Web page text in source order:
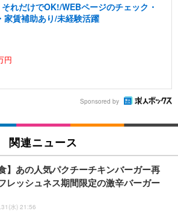
それだけでOK!/WEBページのチェック・
家賃補助あり/未経験活躍
円
Sponsored by
関連ニュース
】あの人気パクチーチキンバーガー再
レッシュネス期間限定の激辛バーガー
水) 21:56